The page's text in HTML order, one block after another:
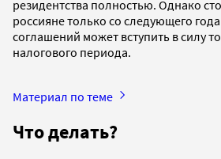
резидентства полностью. Однако
россияне только со следующего
соглашений может вступить в силу
налогового периода.
Материал по теме
Что делать?